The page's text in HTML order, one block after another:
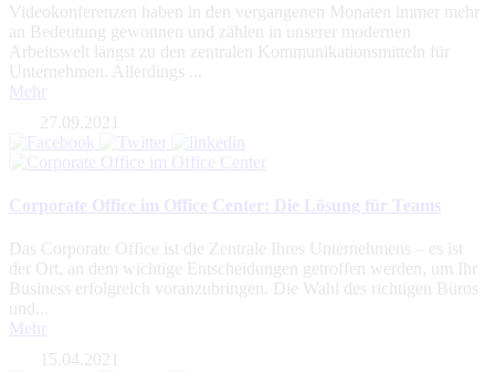
Videokonferenzen haben in den vergangenen Monaten immer mehr
an Bedeutung gewonnen und zählen in unserer modernen
Arbeitswelt längst zu den zentralen Kommunikationsmitteln für
Unternehmen. Allerdings ...
Mehr
27.09.2021
Corporate Office im Office Center: Die Lösung für Teams
Das Corporate Office ist die Zentrale Ihres Unternehmens – es ist
der Ort, an dem wichtige Entscheidungen getroffen werden, um Ihr
Business erfolgreich voranzubringen. Die Wahl des richtigen Büros
und...
Mehr
15.04.2021